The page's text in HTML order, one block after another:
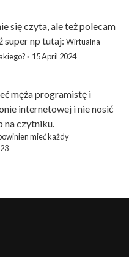
się czyta, ale też polecam
super np tutaj: Wirtualna
· 15 April 2024
męża programistę i
internetowej i nie nosić
na czytniku.
mieć każdy